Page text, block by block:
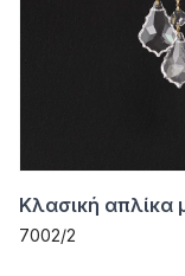
Κλασική
7002/2